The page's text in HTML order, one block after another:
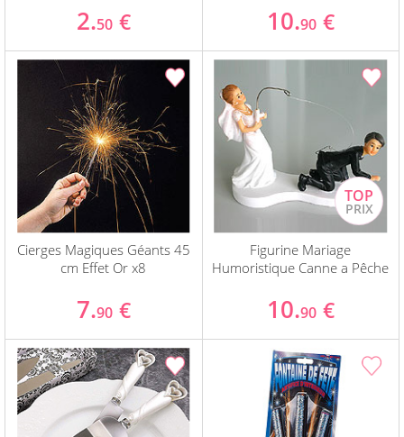
2.50 € 10.90 €
Cierges Magiques Géants 45
cm Effet Or x8
7.90 €
Figurine Mariage
Humoristique Canne a Pêche
10.90 €